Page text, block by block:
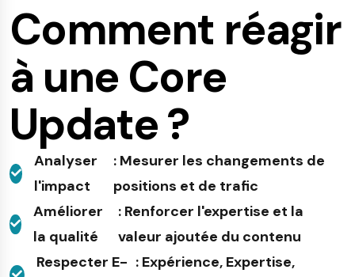
Comment réagir
à une Core
Update ?
Analyser
l'impact
: Mesurer les changements de
positions et de trafic
Améliorer
la qualité
: Renforcer l'expertise et la
valeur ajoutée du contenu
Respecter E- : Expérience, Expertise,